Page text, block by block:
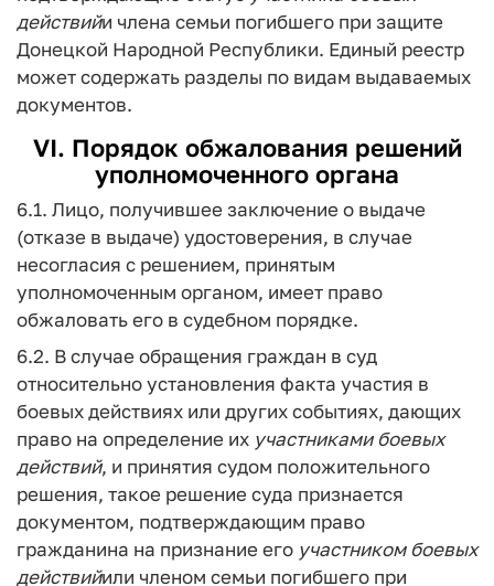
действийи члена семьи погибшего при защите
Донецкой Народной Республики. Единый реестр
может содержать разделы по видам выдаваемых
документов.
VI. Порядок обжалования решений
уполномоченного органа
6.1. Лицо, получившее заключение о выдаче
(отказе в выдаче) удостоверения, в случае
несогласия с решением, принятым
уполномоченным органом, имеет право
обжаловать его в судебном порядке.
6.2. В случае обращения граждан в суд
относительно установления факта участия в
боевых действиях или других событиях, дающих
право на определение их участниками боевых
действий, и принятия судом положительного
решения, такое решение суда признается
документом, подтверждающим право
гражданина на признание его участником боевых
действийили членом семьи погибшего при